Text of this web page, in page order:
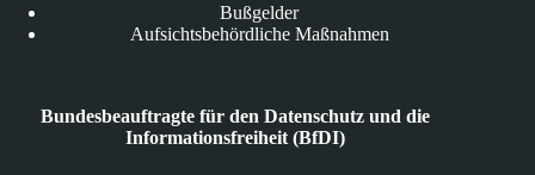
Bußgelder
Aufsichtsbehördliche Maßnahmen
Bundesbeauftragte für den Datenschutz und die
Informationsfreiheit (BfDI)